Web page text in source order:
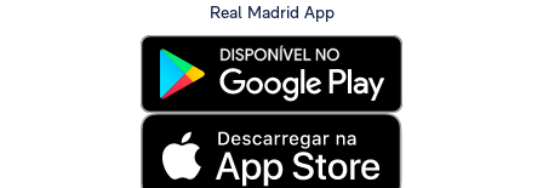
Real Madrid App